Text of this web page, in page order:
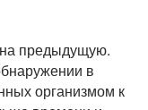
предыдущую.
в
организмом к